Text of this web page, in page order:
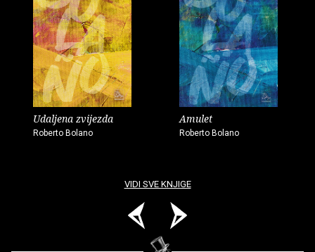
Udaljena zvijezda
Roberto Bolano
Amulet
Roberto Bolano
VIDI SVE KNJIGE